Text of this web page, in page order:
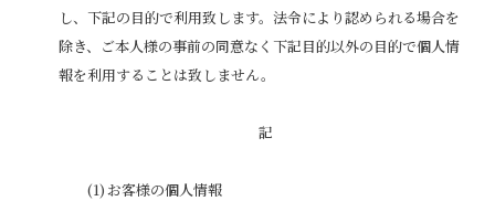
し、下記の目的で利用致します。法令により認められる場合を
除き、ご本人様の事前の同意なく下記目的以外の目的で個人情
報を利用することは致しません。
記
お客様の個人情報